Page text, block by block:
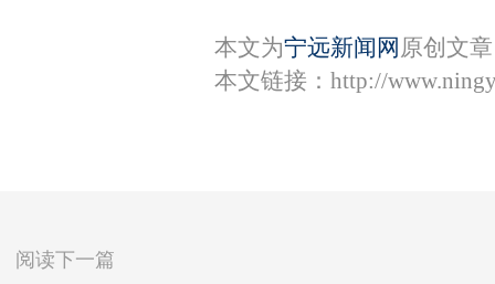
本文为宁远新闻网 原创文
本文链接： http://
阅读下一篇